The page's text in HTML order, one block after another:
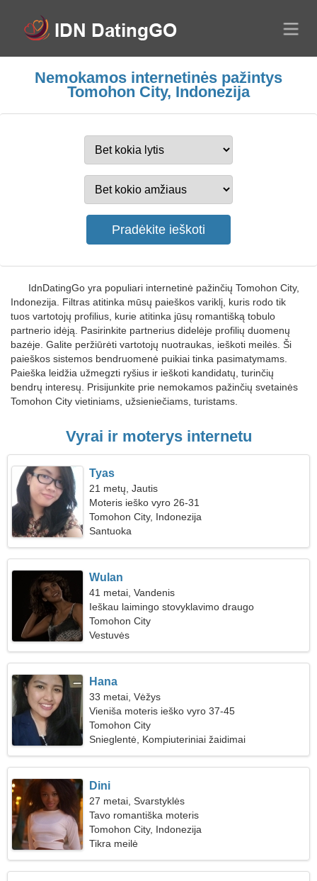
Nemokamos internetinės pažintys
Tomohon City, Indonezija
IdnDatingGo yra populiari internetinė pažinčių Tomohon City,
Indonezija. Filtras atitinka mūsų paieškos variklį, kuris rodo tik
tuos vartotojų profilius, kurie atitinka jūsų romantišką tobulo
partnerio idėją. Pasirinkite partnerius didelėje profilių duomenų
bazėje. Galite peržiūrėti vartotojų nuotraukas, ieškoti meilės. Ši
paieškos sistemos bendruomenė puikiai tinka pasimatymams.
Paieška leidžia užmegzti ryšius ir ieškoti kandidatų, turinčių
bendrų interesų. Prisijunkite prie nemokamos pažinčių svetainės
Tomohon City vietiniams, užsieniečiams, turistams.
Vyrai ir moterys internetu
Tyas
21 metų, Jautis
Moteris ieško vyro 26-31
Tomohon City, Indonezija
Santuoka
Wulan
41 metai, Vandenis
Ieškau laimingo stovyklavimo draugo
Tomohon City
Vestuvės
Hana
33 metai, Vėžys
Vieniša moteris ieško vyro 37-45
Tomohon City
Snieglentė, Kompiuteriniai žaidimai
Dini
27 metai, Svarstyklės
Tavo romantiška moteris
Tomohon City, Indonezija
Tikra meilė